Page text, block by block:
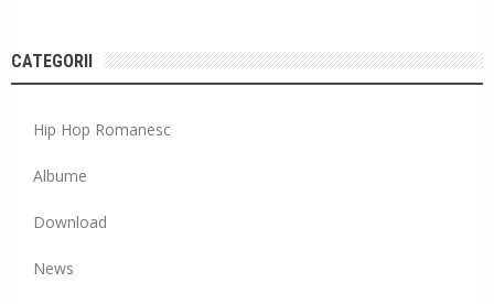
CATEGORII
Hip Hop Romanesc
Albume
Download
News